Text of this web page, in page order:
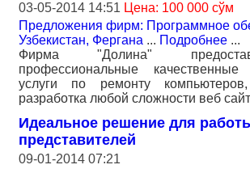
03-05-2014 14:51 Цена: 100 000 сўм
Предложения фирм: Программное
Узбекистан, Фергана ... Подробнее ...
Фирма "Долина"
профессиональные качественные
услуги по ремонту
разработка любой сложности веб
Идеальное решение для
представителей
09-01-2014 07:21